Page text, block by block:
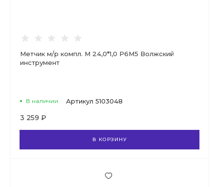
Метчик м/р компл. М 24,0*1,0 Р6М5 Волжский
инструмент
В наличии Артикул 5103048
3 259 ₽
В КОРЗИНУ